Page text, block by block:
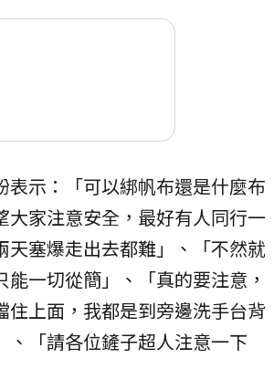
示：「可以綁帆布還是什麼布
家注意安全，最好有人同行一
塞爆走出去都難」、「不然就
一切從簡」、「真的要注意，
上面，我都是到旁邊洗手台背
、「請各位鏟子超人注意一下